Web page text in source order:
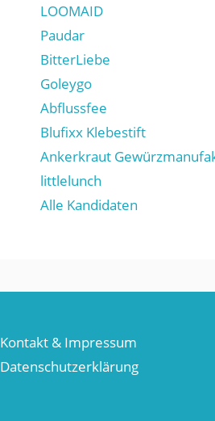
LOOMAID
Paudar
BitterLiebe
Goleygo
Abflussfee
Blufixx Klebestift
Ankerkraut
littlelunch
Alle Kandidaten
Kontakt & Impressum
Datenschutzerklärung